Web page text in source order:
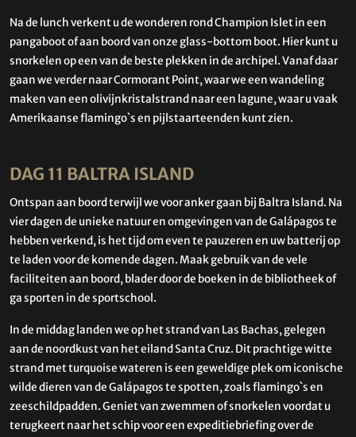
Na de lunch verkent u de wonderen rond Champion Islet in een
pangaboot of aan boord van onze glass-bottom boot. Hier kunt u
snorkelen op een van de beste plekken in de archipel. Vanaf daar
gaan we verder naar Cormorant Point, waar we een wandeling
maken van een olivijnkristalstrand naar een lagune, waar u vaak
Amerikaanse flamingo`s en pijlstaarteenden kunt zien.
DAG 11 BALTRA ISLAND
Ontspan aan boord terwijl we voor anker gaan bij Baltra Island. Na
vier dagen de unieke natuur en omgevingen van de Galápagos te
hebben verkend, is het tijd om even te pauzeren en uw batterij op
te laden voor de komende dagen. Maak gebruik van de vele
faciliteiten aan boord, blader door de boeken in de bibliotheek of
ga sporten in de sportschool.
In de middag landen we op het strand van Las Bachas, gelegen
aan de noordkust van het eiland Santa Cruz. Dit prachtige witte
strand met turquoise wateren is een geweldige plek om iconische
wilde dieren van de Galápagos te spotten, zoals flamingo`s en
zeeschildpadden. Geniet van zwemmen of snorkelen voordat u
terugkeert naar het schip voor een expeditiebriefing over de